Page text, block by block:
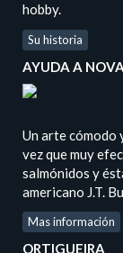
hobby.
Su historia
AYUDA A
Un arte cómodo
vez que muy
salmónidos y
americano J.T.
Mas información
ORTIGUEIRA